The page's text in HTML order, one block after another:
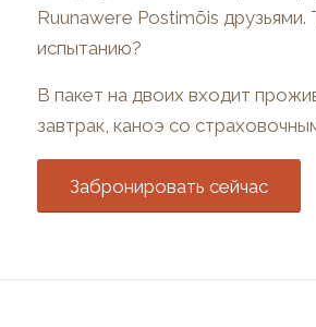
Ruunawere Postimõis друзьями.
испытанию?
В пакет на двоих входит
завтрак, каноэ со
Забронировать сейчас